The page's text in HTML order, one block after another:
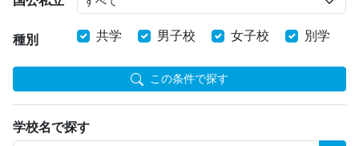
種別 共学 男子校 女子校 別学
この条件で探す
学校名で探す